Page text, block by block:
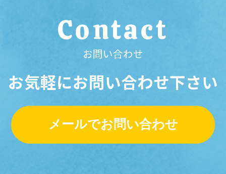
Contact
お問い合わせ
お気軽にお問い合わせ下さい
メールでお問い合わせ